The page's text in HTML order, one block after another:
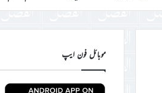
موبائل فون ایپ